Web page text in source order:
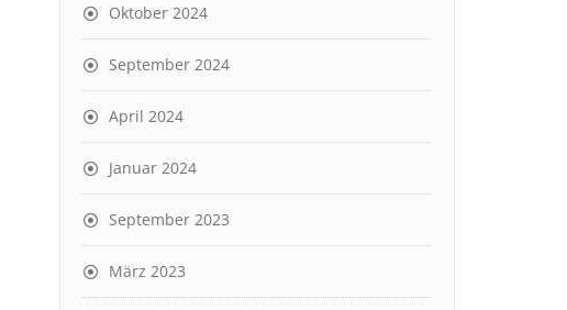
Oktober 2024
September 2024
April 2024
Januar 2024
September 2023
März 2023